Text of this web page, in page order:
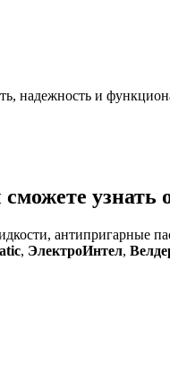
надежность и
узнать
антипригарные
, ЭлектроИнтел,